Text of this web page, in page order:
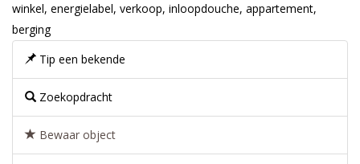
winkel, energielabel, verkoop, inloopdouche, appartement,
berging
Tip een bekende
Zoekopdracht
Bewaar object